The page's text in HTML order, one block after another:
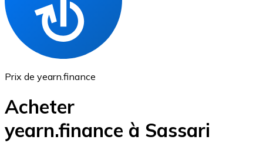
ETH
Prix de yearn.finance
Acheter
yearn.finance à Sassari